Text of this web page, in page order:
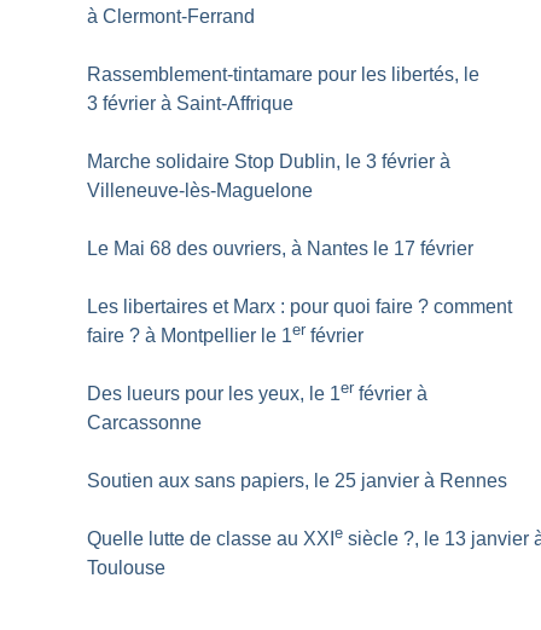
à Clermont-Ferrand
Rassemblement-tintamare pour les libertés, le
3 février à Saint-Affrique
Marche solidaire Stop Dublin, le 3 février à
Villeneuve-lès-Maguelone
Le Mai 68 des ouvriers, à Nantes le 17 février
Les libertaires et Marx : pour quoi faire ? comment
faire ? à Montpellier le 1er février
Des lueurs pour les yeux, le 1er février à
Carcassonne
Soutien aux sans papiers, le 25 janvier à Rennes
Quelle lutte de classe au XXIe siècle ?, le 13 janvier
Toulouse